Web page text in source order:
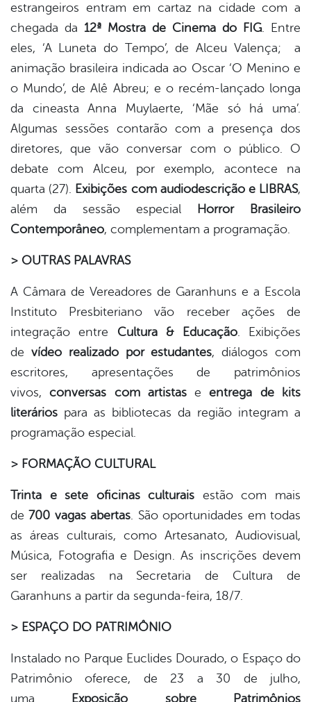
estrangeiros entram em cartaz na cidade com a
chegada da 12ª Mostra de Cinema do FIG. Entre
eles, ‘A Luneta do Tempo’, de Alceu Valença; a
animação brasileira indicada ao Oscar ‘O Menino e
o Mundo’, de Alê Abreu; e o recém-lançado longa
da cineasta Anna Muylaerte, ‘Mãe só há uma’.
Algumas sessões contarão com a presença dos
diretores, que vão conversar com o público. O
debate com Alceu, por exemplo, acontece na
quarta (27). Exibições com audiodescrição e LIBRAS,
além da sessão especial Horror Brasileiro
Contemporâneo, complementam a programação.
> OUTRAS PALAVRAS
A Câmara de Vereadores de Garanhuns e a Escola
Instituto Presbiteriano vão receber ações de
integração entre Cultura & Educação. Exibições
de vídeo realizado por estudantes, diálogos com
escritores, apresentações de patrimônios
vivos,conversas com artistaseentrega de kits
literários para as bibliotecas da região integram a
programação especial.
> FORMAÇÃO CULTURAL
Trinta e sete oficinas culturais estão com mais
de700 vagas abertas. São oportunidades em todas
as áreas culturais, como Artesanato, Audiovisual,
Música, Fotografia e Design. As inscrições devem
ser realizadas na Secretaria de Cultura de
Garanhuns a partir da segunda-feira, 18/7.
> ESPAÇO DO PATRIMÔNIO
Instalado no Parque Euclides Dourado, o Espaço do
Patrimônio oferece, de 23 a 30 de julho,
uma Exposição sobre Patrimônios